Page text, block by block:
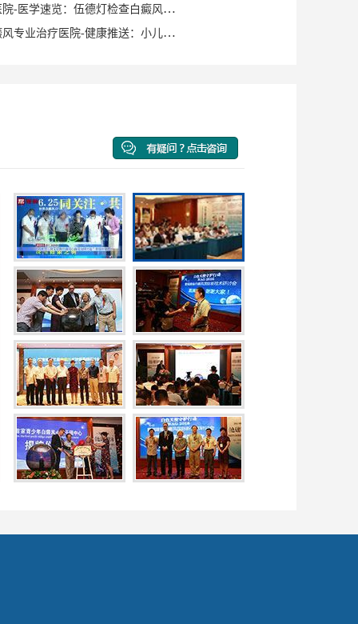
泉州白癜风医院-医学速览：伍德灯检查白癜风症状？
泉州洛江白癜风专业治疗医院-健康推送：小儿脸上有白斑是什么原因？